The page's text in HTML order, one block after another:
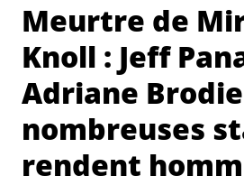
Meurtre de
Knoll : Jeff
Adriane
nombreuses
rendent